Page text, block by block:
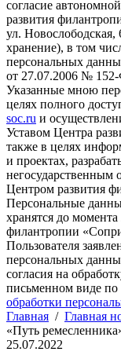
согласие
развития
ул. Новослободская,
хранение), в том
персональных
от 27.07.2006 №
Указанные мною
целях полного
soc.ru и
Уставом Центра
также в целях
и проектах,
негосударственным
Центром развития
Персональные
хранятся до
филантропии
Пользователя
персональных
согласия на
письменном виде по
обработки
Главная / Главная
«Путь
25.07.2022